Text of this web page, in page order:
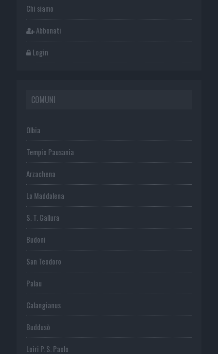
Chi siamo
Abbonati
Login
COMUNI
Olbia
Tempio Pausania
Arzachena
La Maddalena
S. T. Gallura
Budoni
San Teodoro
Palau
Calangianus
Buddusò
Loiri P. S. Paolo